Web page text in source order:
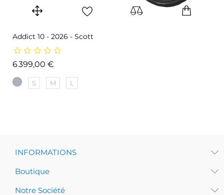
Addict 10 - 2026 - Scott
6 399,00 €
S M L
INFORMATIONS
Boutique
Notre Société